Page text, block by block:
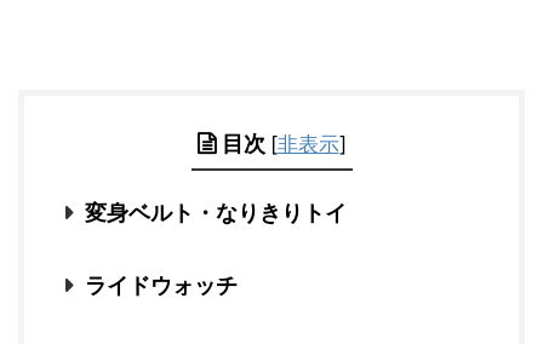
目次 [非表示]
変身ベルト・なりきりトイ
ライドウォッチ